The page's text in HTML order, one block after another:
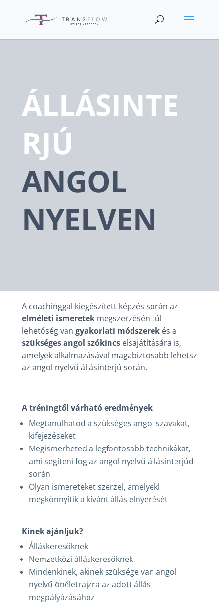
ÁLLÁSINTE
RJÚ
ANGOL
NYELVEN
A coachinggal kiegészített képzés során az
elméleti ismeretekmegszerzésén túl
lehetőség van gyakorlati módszerekés a
szükséges angol szókincselsajátítására is,
amelyek alkalmazásával magabiztosabb lehetsz
az angol nyelvű állásinterjú során.
A tréningtől várható eredmények
Megtanulhatod a szükséges angol szavakat,
kifejezéseket
Megismerheted a legfontosabb technikákat,
ami segíteni fog az angol nyelvű állásinterjúd
során
Olyan ismereteket szerzel, amelyekl
megkönnyítik a kívánt állás elnyerését
Kinek ajánljuk?
Álláskeresőknek
Nemzetközi álláskeresőknek
Mindenkinek, akinek szüksége van angol
nyelvű önéletrajzra az adott állás
megpályázásához